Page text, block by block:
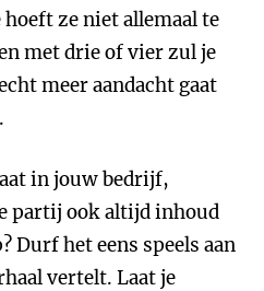
ze niet allemaal te
met drie of vier zul je
meer aandacht gaat
in jouw bedrijf,
partij ook altijd inhoud
Durf het eens speels aan
vertelt. Laat je